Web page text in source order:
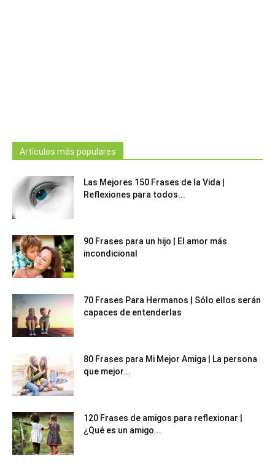
Artículos más populares
Las Mejores 150 Frases de la Vida |
Reflexiones para todos...
90 Frases para un hijo | El amor más
incondicional
70 Frases Para Hermanos | Sólo ellos serán
capaces de entenderlas
80 Frases para Mi Mejor Amiga | La persona
que mejor...
120 Frases de amigos para reflexionar |
¿Qué es un amigo...